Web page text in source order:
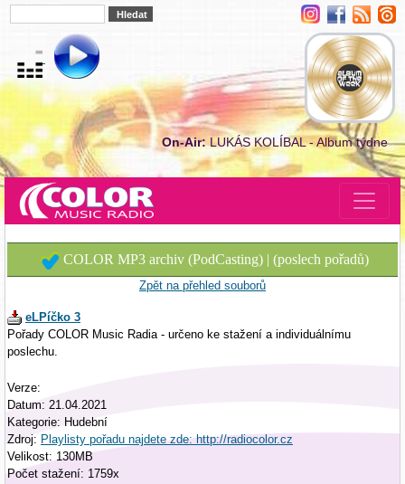
On-Air:LUKÁS KOLÍBAL - Album týdne
COLOR MP3 archiv (PodCasting) | (poslech pořadů)
Zpět na přehled souborů
eLPíčko 3
Pořady COLOR Music Radia - určeno ke stažení a individuálnímu
poslechu.
Verze:
Datum: 21.04.2021
Kategorie: Hudební
Zdroj: Playlisty pořadu najdete zde: http://radiocolor.cz
Velikost: 130MB
Počet stažení: 1759x